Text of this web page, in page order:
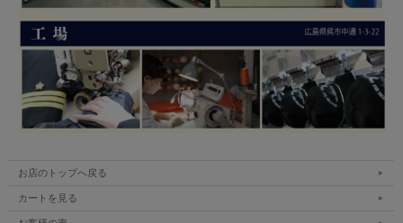
お店のトップへ戻る
カートを見る